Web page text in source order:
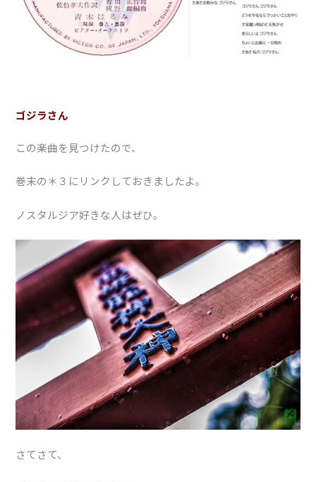
ゴジラさん
この楽曲を見つけたので、
巻末の＊３にリンクしておきましたよ。
ノスタルジア好きな人はぜひ。
さてさて、